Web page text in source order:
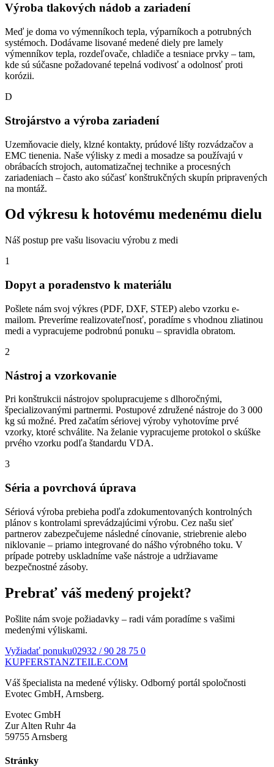
Výroba tlakových nádob a zariadení
Meď je doma vo výmenníkoch tepla, výparníkoch a potrubných
systémoch. Dodávame lisované medené diely pre lamely
výmenníkov tepla, rozdeľovače, chladiče a tesniace prvky – tam,
kde sú súčasne požadované tepelná vodivosť a odolnosť proti
korózii.
D
Strojárstvo a výroba zariadení
Uzemňovacie diely, klzné kontakty, prúdové lišty rozvádzačov a
EMC tienenia. Naše výlisky z medi a mosadze sa používajú v
obrábacích strojoch, automatizačnej technike a procesných
zariadeniach – často ako súčasť konštrukčných skupín pripravených
na montáž.
Od výkresu k hotovému medenému dielu
Náš postup pre vašu lisovaciu výrobu z medi
1
Dopyt a poradenstvo k materiálu
Pošlete nám svoj výkres (PDF, DXF, STEP) alebo vzorku e-
mailom. Preveríme realizovateľnosť, poradíme s vhodnou zliatinou
medi a vypracujeme podrobnú ponuku – spravidla obratom.
2
Nástroj a vzorkovanie
Pri konštrukcii nástrojov spolupracujeme s dlhoročnými,
špecializovanými partnermi. Postupové združené nástroje do 3 000
kg sú možné. Pred začatím sériovej výroby vyhotovíme prvé
vzorky, ktoré schválite. Na želanie vypracujeme protokol o skúške
prvého vzorku podľa štandardu VDA.
3
Séria a povrchová úprava
Sériová výroba prebieha podľa zdokumentovaných kontrolných
plánov s kontrolami sprevádzajúcimi výrobu. Cez našu sieť
partnerov zabezpečujeme následné cínovanie, striebrenie alebo
niklovanie – priamo integrované do nášho výrobného toku. V
prípade potreby uskladníme vaše nástroje a udržiavame
bezpečnostné zásoby.
Prebrať váš medený projekt?
Pošlite nám svoje požiadavky – radi vám poradíme s vašimi
medenými výliskami.
Vyžiadať ponuku02932 / 90 28 75 0
KUPFERSTANZTEILE.COM
Váš špecialista na medené výlisky. Odborný portál spoločnosti
Evotec GmbH, Arnsberg.
Evotec GmbH
Zur Alten Ruhr 4a
59755 Arnsberg
Stránky